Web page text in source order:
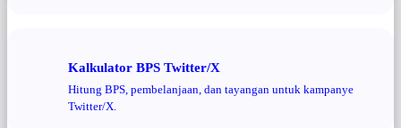
Kalkulator BPS Twitter/X
Hitung BPS, pembelanjaan, dan tayangan untuk kampanye
Twitter/X.